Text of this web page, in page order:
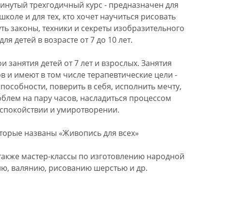
трехгодичный курс - предназначен для
и для тех, кто хочет научиться рисовать
законы, техники и секреты изобразительного
детей в возрасте от 7 до 10 лет.
занятия детей от 7 лет и взрослых. Занятия
и имеют в том числе терапевтические цели -
поверить в себя, исполнить мечту,
на пару часов, насладиться процессом
и умиротворении.
названы «Живопись для всех»
мастер-классы по изготовлению народной
валянию, рисованию шерстью и др.